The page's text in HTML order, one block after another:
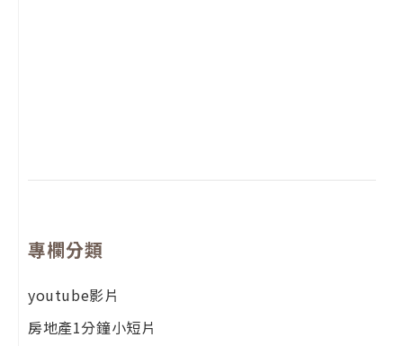
專欄分類
youtube影片
房地產1分鐘小短片